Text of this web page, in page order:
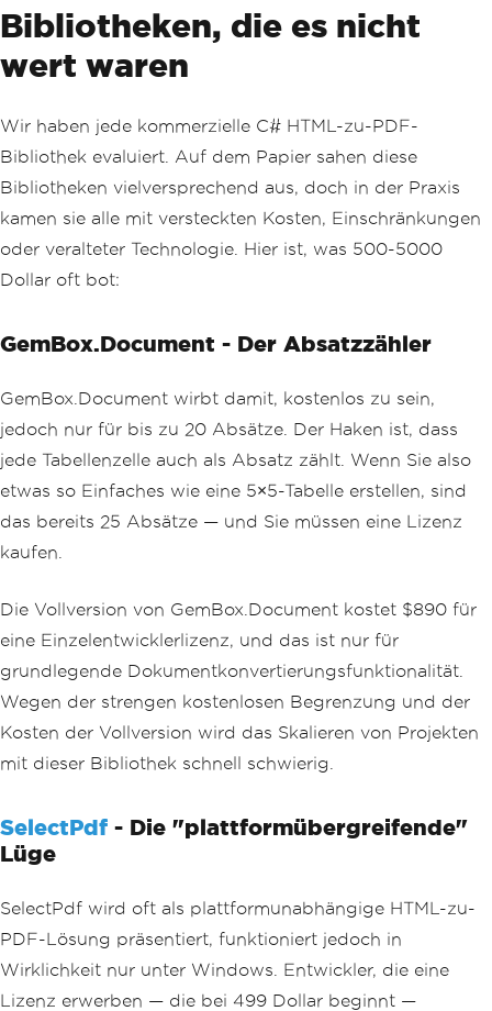
public async Task<byte []>
Generate
Pdf(string html)
{
// This works great until:
breaks your args
PDFs simultaneously
// 3. You deploy to Azure Func
// 4. A memory leak eats 5GB o
f RAM
l);
// Wait for... something? Nobo
await
Task .Delay(1000);
();
}
Bibliotheken, die es nicht
wert waren
Wir haben jede kommerzielle C# HTML-zu-PDF-
Bibliothek evaluiert. Auf dem Papier sahen diese
Bibliotheken vielversprechend aus, doch in der Praxis
kamen sie alle mit versteckten Kosten, Einschränkungen
oder veralteter Technologie. Hier ist, was 500-5000
Dollar oft bot:
GemBox.Document - Der Absatzzähler
GemBox.Document wirbt damit, kostenlos zu sein,
jedoch nur für bis zu 20 Absätze. Der Haken ist, dass
jede Tabellenzelle auch als Absatz zählt. Wenn Sie also
etwas so Einfaches wie eine 5×5-Tabelle erstellen, sind
das bereits 25 Absätze — und Sie müssen eine Lizenz
kaufen.
Die Vollversion von GemBox.Document kostet $890 für
eine Einzelentwicklerlizenz, und das ist nur für
grundlegende Dokumentkonvertierungsfunktionalität.
Wegen der strengen kostenlosen Begrenzung und der
Kosten der Vollversion wird das Skalieren von Projekten
mit dieser Bibliothek schnell schwierig.
SelectPdf - Die "plattformübergreifende"
Lüge
SelectPdf wird oft als plattformunabhängige HTML-zu-
PDF-Lösung präsentiert, funktioniert jedoch in
Wirklichkeit nur unter Windows. Entwickler, die eine
Lizenz erwerben — die bei 499 Dollar beginnt —